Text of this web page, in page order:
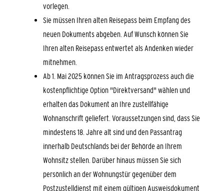
vorlegen.
Sie müssen Ihren alten Reisepass beim Empfang des
neuen Dokuments abgeben. Auf Wunsch können Sie
Ihren alten Reisepass entwertet als Andenken wieder
mitnehmen.
Ab 1. Mai 2025 können Sie im Antragsprozess auch die
kostenpflichtige Option "Direktversand" wählen und
erhalten das Dokument an Ihre zustellfähige
Wohnanschrift geliefert. Voraussetzungen sind, dass Sie
mindestens 18. Jahre alt sind und den Passantrag
innerhalb Deutschlands bei der Behörde an Ihrem
Wohnsitz stellen. Darüber hinaus müssen Sie sich
persönlich an der Wohnungstür gegenüber dem
Postzustelldienst mit einem gültigen Ausweisdokument